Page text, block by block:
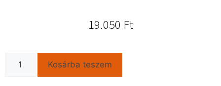
19.050 Ft
Kosárba teszem